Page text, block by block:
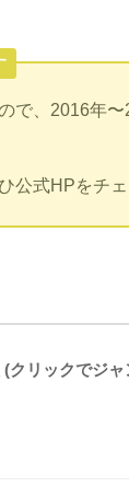
で、2016年
公式HPをチ
(クリックでジャ